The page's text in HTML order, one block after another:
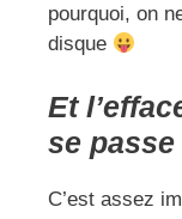
pourquoi, on
disque
Et
se
C’est assez